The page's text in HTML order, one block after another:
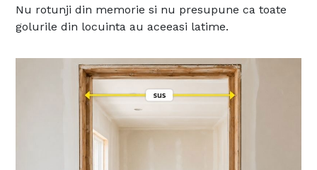
Nu rotunji din memorie si nu presupune ca toate
golurile din locuinta au aceeasi latime.